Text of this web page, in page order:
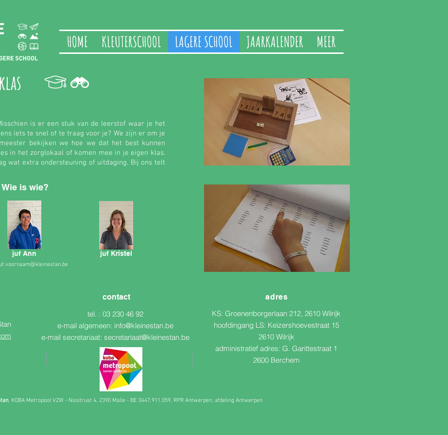
HOME KLEUTERSCHOOL LAGERE SCHOOL JAARKALENDER MEER
is er een stuk van de leerstof waar je het
iets te snel of te traag voor je? We zijn er om je
bekijken we hoe we dat het best kunnen
in het zorglokaal of komen mee in je eigen klas.
wat extra ondersteuning of uitdaging. Bij ons telt
Wie is wie?
juf Ann juf Kristel
contact
adres
tel. : 03 230 46 92
e-mail algemeen: info@kleinestan.be
e-mail secretariaat: secretariaat@kleinestan.be
KS: Groenenborgerlaan 212, 2610 Wilrijk
hoofdingang LS: Keizershoevestraat 15
2610 Wilrijk
administratief adres: G. Garittestraat 1
2600 Berchem
, KOBA Metropool VZW - Nooitrust 4, 2390 Malle - BE 0447.911.059, RPR Antwerpen, afdeling Antwerpen